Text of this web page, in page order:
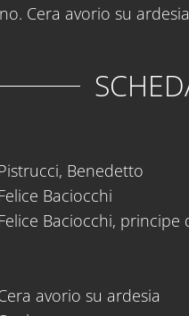
Cera avorio su
Benedetto
Baciocchi
Baciocchi,
avorio su ardesia